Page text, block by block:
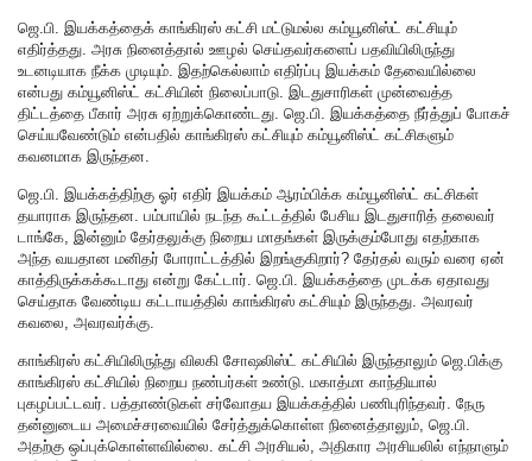
ஜெ.பி. இயக்கத்தைக் காங்கிரஸ் கட்சி மட்டுமல்ல கம்யூனிஸ்ட் கட்சியும்
எதிர்த்தது. அரசு நினைத்தால் ஊழல் செய்தவர்களைப் பதவியிலிருந்து
உடனடியாக நீக்க முடியும். இதற்கெல்லாம் எதிர்ப்பு இயக்கம் தேவையில்லை
என்பது கம்யூனிஸ்ட் கட்சியின் நிலைப்பாடு. இடதுசாரிகள் முன்வைத்த
திட்டத்தை பீகார் அரசு ஏற்றுக்கொண்டது. ஜெ.பி. இயக்கத்தை நீர்த்துப் போகச்
செய்யவேண்டும் என்பதில் காங்கிரஸ் கட்சியும் கம்யூனிஸ்ட் கட்சிகளும்
கவனமாக இருந்தன.
ஜெ.பி. இயக்கத்திற்கு ஓர் எதிர் இயக்கம் ஆரம்பிக்க கம்யூனிஸ்ட் கட்சிகள்
தயாராக இருந்தன. பம்பாயில் நடந்த கூட்டத்தில் பேசிய இடதுசாரித் தலைவர்
டாங்கே, இன்னும் தேர்தலுக்கு நிறைய மாதங்கள் இருக்கும்போது எதற்காக
அந்த வயதான மனிதர் போராட்டத்தில் இறங்குகிறார்? தேர்தல் வரும் வரை ஏன்
காத்திருக்கக்கூடாது என்று கேட்டார். ஜெ.பி. இயக்கத்தை முடக்க ஏதாவது
செய்தாக வேண்டிய கட்டாயத்தில் காங்கிரஸ் கட்சியும் இருந்தது. அவரவர்
கவலை, அவரவர்க்கு.
காங்கிரஸ் கட்சியிலிருந்து விலகி சோஷலிஸ்ட் கட்சியில் இருந்தாலும் ஜெ.பிக்கு
காங்கிரஸ் கட்சியில் நிறைய நண்பர்கள் உண்டு. மகாத்மா காந்தியால்
புகழப்பட்டவர். பத்தாண்டுகள் சர்வோதய இயக்கத்தில் பணிபுரிந்தவர். நேரு
தன்னுடைய அமைச்சரவையில் சேர்த்துக்கொள்ள நினைத்தாலும், ஜெ.பி.
அதற்கு ஒப்புக்கொள்ளவில்லை. கட்சி அரசியல், அதிகார அரசியலில் எந்நாளும்